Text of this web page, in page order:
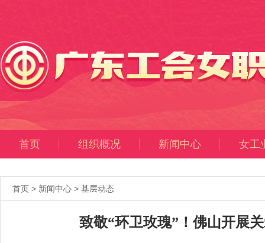
首页 组织概况 新闻中心 女工
首页 > 新闻中心 > 基层动态
致敬“环卫玫瑰”！佛山开展